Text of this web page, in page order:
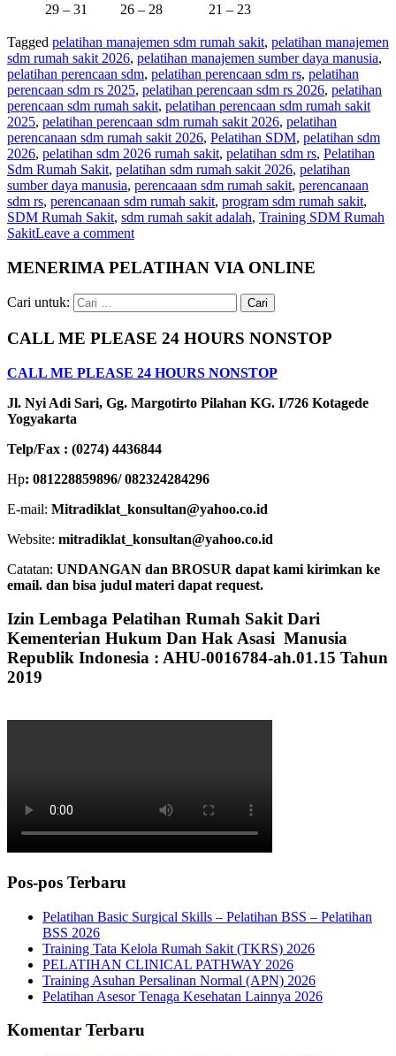
29 – 31 26 – 28 21 – 23
Tagged pelatihan manajemen sdm rumah sakit, pelatihan manajemen
sdm rumah sakit 2026, pelatihan manajemen sumber daya manusia,
pelatihan perencaan sdm, pelatihan perencaan sdm rs, pelatihan
perencaan sdm rs 2025, pelatihan perencaan sdm rs 2026, pelatihan
perencaan sdm rumah sakit, pelatihan perencaan sdm rumah sakit
2025, pelatihan perencaan sdm rumah sakit 2026, pelatihan
perencanaan sdm rumah sakit 2026, Pelatihan SDM, pelatihan sdm
2026, pelatihan sdm 2026 rumah sakit, pelatihan sdm rs, Pelatihan
Sdm Rumah Sakit, pelatihan sdm rumah sakit 2026, pelatihan
sumber daya manusia, perencaaan sdm rumah sakit, perencanaan
sdm rs, perencanaan sdm rumah sakit, program sdm rumah sakit,
SDM Rumah Sakit, sdm rumah sakit adalah, Training SDM Rumah
SakitLeave a comment
MENERIMA PELATIHAN VIA ONLINE
Cari untuk:
CALL ME PLEASE 24 HOURS NONSTOP
CALL ME PLEASE 24 HOURS NONSTOP
Jl. Nyi Adi Sari, Gg. Margotirto Pilahan KG. I/726 Kotagede
Yogyakarta
Telp/Fax : (0274) 4436844
Hp: 081228859896/ 082324284296
E-mail: Mitradiklat_konsultan@yahoo.co.id
Website: mitradiklat_konsultan@yahoo.co.id
Catatan: UNDANGAN dan BROSUR dapat kami kirimkan ke
email. dan bisa judul materi dapat request.
Izin Lembaga Pelatihan Rumah Sakit Dari
Kementerian Hukum Dan Hak Asasi Manusia
Republik Indonesia : AHU-0016784-ah.01.15 Tahun
2019
Pos-pos Terbaru
Pelatihan Basic Surgical Skills – Pelatihan BSS – Pelatihan
BSS 2026
Training Tata Kelola Rumah Sakit (TKRS) 2026
PELATIHAN CLINICAL PATHWAY 2026
Training Asuhan Persalinan Normal (APN) 2026
Pelatihan Asesor Tenaga Kesehatan Lainnya 2026
Komentar Terbaru